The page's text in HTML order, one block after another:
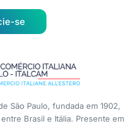
se
São Paulo, fundada em 1902,
Brasil e Itália. Presente em